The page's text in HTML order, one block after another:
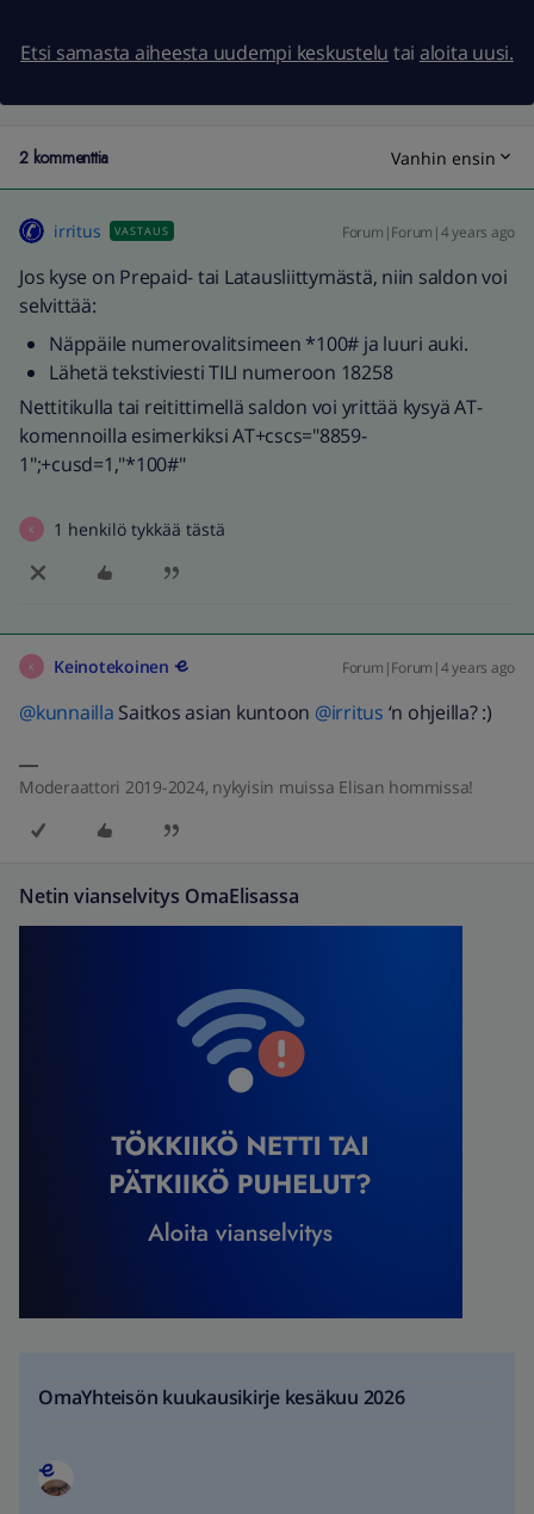
Etsi samasta aiheesta uudempi keskustelu tai aloita uusi.
2 kommenttia Vanhin ensin
irritus VASTAUS Forum|Forum|4 years ago
Jos kyse on Prepaid- tai Latausliittymästä, niin saldon voi
selvittää:
Näppäile numerovalitsimeen *100# ja luuri auki.
Lähetä tekstiviesti TILI numeroon 18258
Nettitikulla tai reitittimellä saldon voi yrittää kysyä AT-
komennoilla esimerkiksi AT+cscs="8859-
1";+cusd=1,"*100#"
K 1 henkilö tykkää tästä
K Keinotekoinen Forum|Forum|4 years ago
@kunnailla Saitkos asian kuntoon @irritus ‘n ohjeilla? :)
Moderaattori 2019-2024, nykyisin muissa Elisan hommissa!
Netin vianselvitys OmaElisassa
OmaYhteisön kuukausikirje kesäkuu 2026